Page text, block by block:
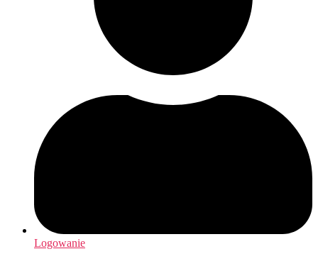
Logowanie